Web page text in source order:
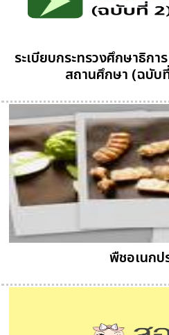
ระเบียบกระทรวงศึกษาธิกา
สถานศึกษา (ฉบับ
พืชอเนกป